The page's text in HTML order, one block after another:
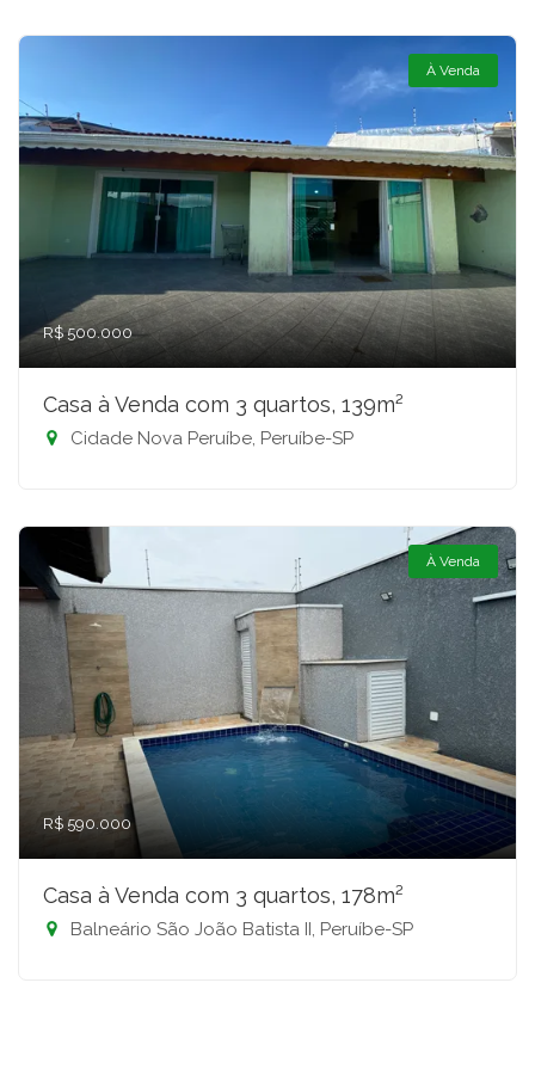
À Venda
R$ 500.000
Casa à Venda com 3 quartos, 139m²
Cidade Nova Peruíbe, Peruíbe-SP
À Venda
R$ 590.000
Casa à Venda com 3 quartos, 178m²
Balneário São João Batista II, Peruíbe-SP